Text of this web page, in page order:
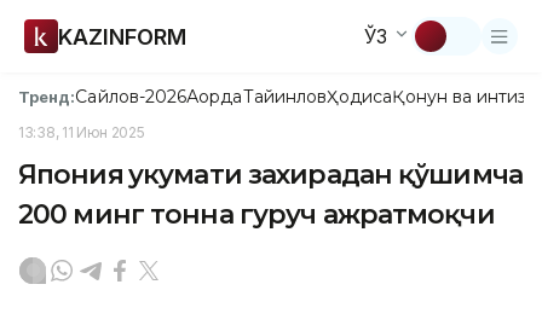
KAZINFORM ЎЗ
Тренд:Сайлов-2026АқордаТайинловҲодисаҚонун ва
13:38, 11 Июн 2025
Япония ҳукумати захирадан қўшимча
200 минг тонна гуруч ажратмоқчи